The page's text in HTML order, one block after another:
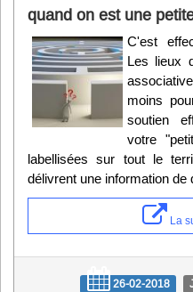
quand on est une
C'est
Les lieux
moins
soutien
votre
labellisées sur tout le
délivrent une information de
La
26-02-2018